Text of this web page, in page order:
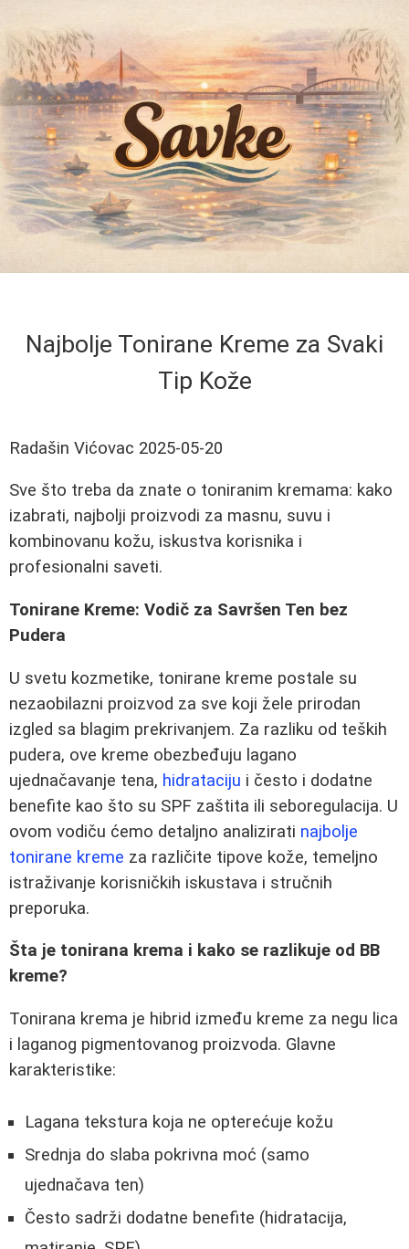
Najbolje Tonirane Kreme za Svaki
Tip Kože
Radašin Vićovac 2025-05-20
Sve što treba da znate o toniranim kremama: kako
izabrati, najbolji proizvodi za masnu, suvu i
kombinovanu kožu, iskustva korisnika i
profesionalni saveti.
Tonirane Kreme: Vodič za Savršen Ten bez
Pudera
U svetu kozmetike, tonirane kreme postale su
nezaobilazni proizvod za sve koji žele prirodan
izgled sa blagim prekrivanjem. Za razliku od teških
pudera, ove kreme obezbeđuju lagano
ujednačavanje tena, hidrataciju i često i dodatne
benefite kao što su SPF zaštita ili seboregulacija. U
ovom vodiču ćemo detaljno analizirati najbolje
tonirane kreme za različite tipove kože, temeljno
istraživanje korisničkih iskustava i stručnih
preporuka.
Šta je tonirana krema i kako se razlikuje od BB
kreme?
Tonirana krema je hibrid između kreme za negu lica
i laganog pigmentovanog proizvoda. Glavne
karakteristike:
Lagana tekstura koja ne opterećuje kožu
Srednja do slaba pokrivna moć (samo
ujednačava ten)
Često sadrži dodatne benefite (hidratacija,